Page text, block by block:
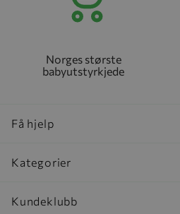
Norges største
babyutstyrkjede
Få hjelp
Kategorier
Kundeklubb